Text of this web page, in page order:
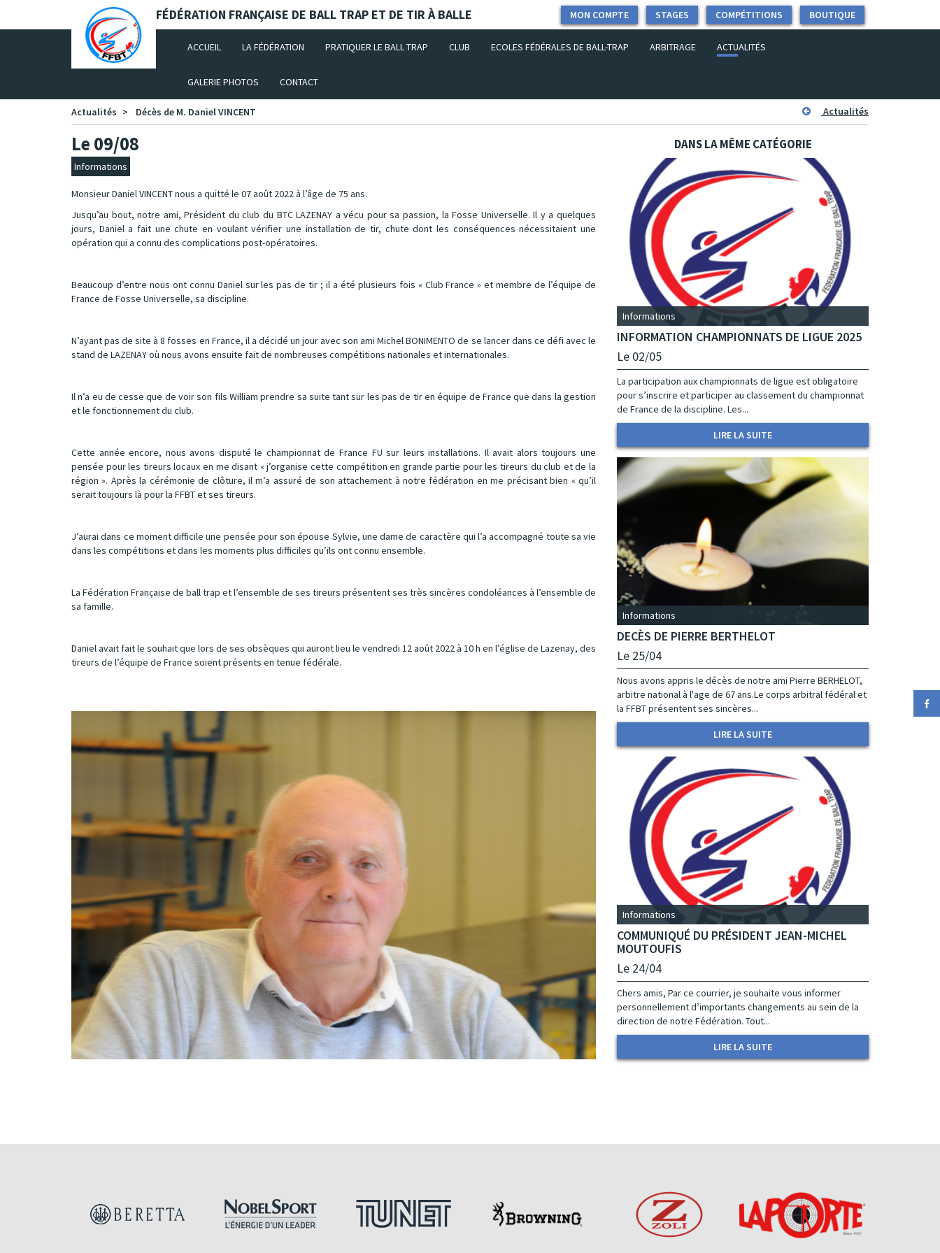
Panneau de gestion des cookies FÉDÉRATION FRANÇAISE DE BALL TRAP ET DE TIR À BALLE BOUTIQUE
COMPÉTITIONS
STAGES
MON COMPTE
ACCUEIL (CURRENT)
LA FÉDÉRATION PRATIQUER LE BALL TRAP CLUB ECOLES FÉDÉRALES DE BALL-TRAP ARBITRAGE ACTUALITÉS
GALERIE PHOTOS CONTACT
Actualités Décès de M. Daniel VINCENT Actualités
Le 09/08
Informations
Monsieur Daniel VINCENT nous a quitté le 07 août 2022 à l’âge de 75 ans.
Jusqu’au bout, notre ami, Président du club du BTC LAZENAY a vécu pour sa passion, la Fosse Universelle. Il y a quelques
jours, Daniel a fait une chute en voulant vérifier une installation de tir, chute dont les conséquences nécessitaient une
opération qui a connu des complications post-opératoires.
Beaucoup d’entre nous ont connu Daniel sur les pas de tir ; il a été plusieurs fois « Club France » et membre de l’équipe de
France de Fosse Universelle, sa discipline.
N’ayant pas de site à 8 fosses en France, il a décidé un jour avec son ami Michel BONIMENTO de se lancer dans ce défi avec le
stand de LAZENAY où nous avons ensuite fait de nombreuses compétitions nationales et internationales.
Il n’a eu de cesse que de voir son fils William prendre sa suite tant sur les pas de tir en équipe de France que dans la gestion
et le fonctionnement du club.
Cette année encore, nous avons disputé le championnat de France FU sur leurs installations. Il avait alors toujours une
pensée pour les tireurs locaux en me disant « j’organise cette compétition en grande partie pour les tireurs du club et de la
région ». Après la cérémonie de clôture, il m’a assuré de son attachement à notre fédération en me précisant bien « qu’il
serait toujours là pour la FFBT et ses tireurs.
J’aurai dans ce moment difficile une pensée pour son épouse Sylvie, une dame de caractère qui l’a accompagné toute sa vie
dans les compétitions et dans les moments plus difficiles qu’ils ont connu ensemble.
La Fédération Française de ball trap et l’ensemble de ses tireurs présentent ses très sincères condoléances à l’ensemble de
sa famille.
Daniel avait fait le souhait que lors de ses obsèques qui auront lieu le vendredi 12 août 2022 à 10 h en l’église de Lazenay, des
tireurs de l’équipe de France soient présents en tenue fédérale.
DANS LA MÊME CATÉGORIE
Informations
INFORMATION CHAMPIONNATS DE LIGUE 2025
Le 02/05
La participation aux championnats de ligue est obligatoire
pour s’inscrire et participer au classement du championnat
de France de la discipline. Les...
LIRE LA SUITE
Informations
DECÈS DE PIERRE BERTHELOT
Le 25/04
Nous avons appris le décès de notre ami Pierre BERHELOT,
arbitre national à l'age de 67 ans.Le corps arbitral fédéral et
la FFBT présentent ses sincères...
LIRE LA SUITE
Informations
COMMUNIQUÉ DU PRÉSIDENT JEAN-MICHEL
MOUTOUFIS
Le 24/04
Chers amis, Par ce courrier, je souhaite vous informer
personnellement d’importants changements au sein de la
direction de notre Fédération. Tout...
LIRE LA SUITE